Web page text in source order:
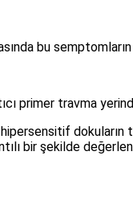
bu
primer travma
bir şekilde